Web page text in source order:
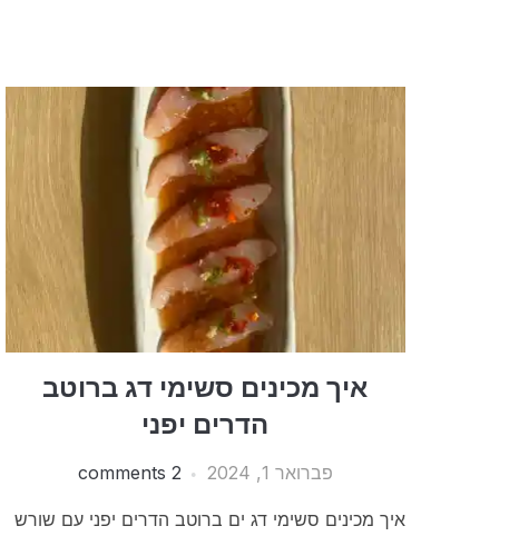
איך מכינים סשימי דג ברוטב
הדרים יפני
פברואר 1, 2024 2 comments
איך מכינים סשימי דג ים ברוטב הדרים יפני עם שורש